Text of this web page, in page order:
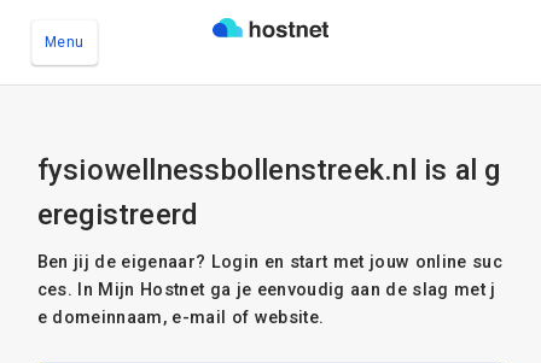
Menu
fysiowellnessbollenstreek.nl is al g
eregistreerd
Ben jij de eigenaar? Login en start met jouw online suc
ces. In Mijn Hostnet ga je eenvoudig aan de slag met j
e domeinnaam, e-mail of website.